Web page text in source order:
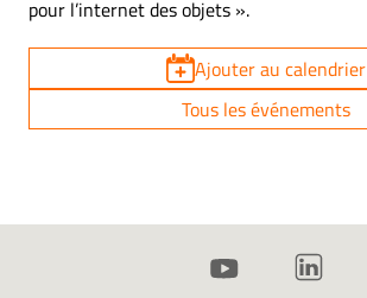
pour l’internet des objets ».
Ajouter au calendrier
Tous les événements